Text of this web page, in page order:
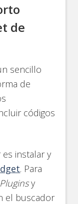
de
sencillo
de
códigos
instalar y
. Para
Pluginsy
el buscador